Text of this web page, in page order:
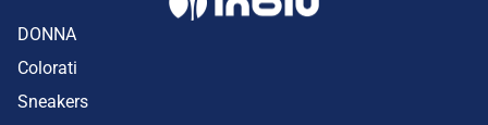
DONNA
Colorati
Sneakers